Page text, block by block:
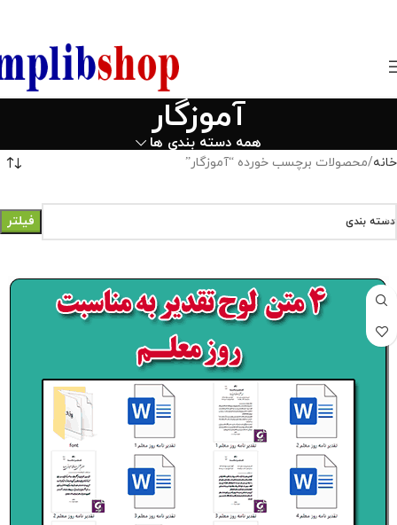
آموزگار
همه دسته بندی ها
خانه محصولات برچسب خورده “آموزگار”
دسته بندی فیلتر